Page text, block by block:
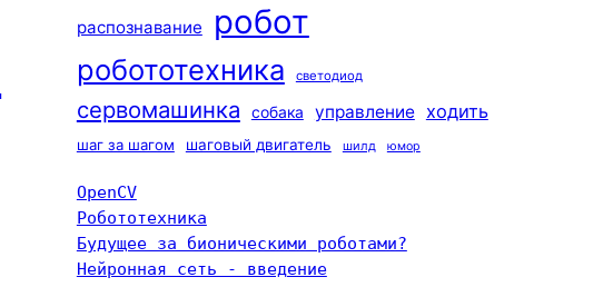
распознавание робот
робототехника светодиод
сервомашинка собака управление ходить
шаг за шагом шаговый двигатель шилд юмор
OpenCV
Робототехника
Будущее за бионическими роботами?
Нейронная сеть - введение